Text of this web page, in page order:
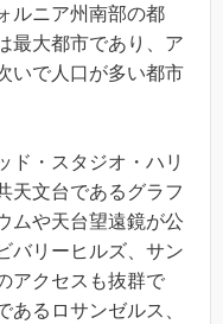
ルニア州南部の都
最大都市であり、ア
いで人口が多い都市
ド・スタジオ・ハリ
天文台であるグラフ
ムや天台望遠鏡が公
バリーヒルズ、サン
アクセスも抜群で
るロサンゼルス、